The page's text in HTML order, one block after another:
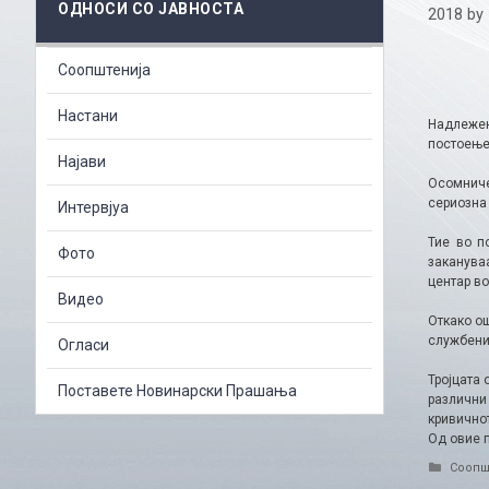
2018 by
Тие во
центар
Откако
Од овие
ОДНОСИ СО ЈАВНОСТА
Соопштенија
Настани
Најави
Интервјуа
Фото
Видео
Огласи
Поставете Новинарски Прашања